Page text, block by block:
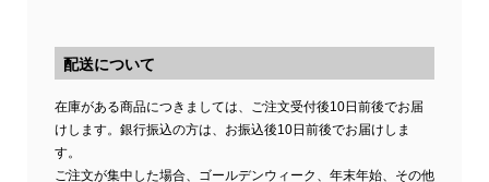
配送について
在庫がある商品につきましては、ご注文受付後10日前後でお届
けします。銀行振込の方は、お振込後10日前後でお届けしま
す。
ご注文が集中した場合、ゴールデンウィーク、年末年始、その他